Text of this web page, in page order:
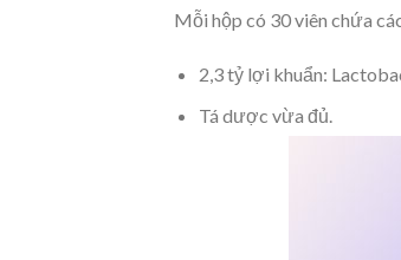
Mỗi hộp có 30 viên chứa
2,3 tỷ lợi khuẩn:
Tá dược vừa đủ.